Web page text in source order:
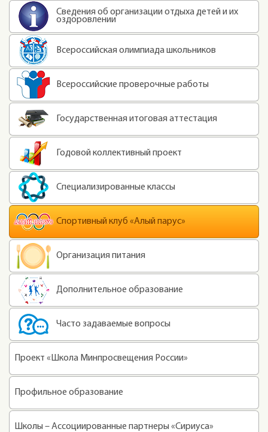
Сведения об организации отдыха детей и их
оздоровлении
Всероссийская олимпиада школьников
Всероссийские проверочные работы
Государственная итоговая аттестация
Годовой коллективный проект
Специализированные классы
Спортивный клуб «Алый парус»
Организация питания
Дополнительное образование
Часто задаваемые вопросы
Проект «Школа Минпросвещения России»
Профильное образование
Школы – Ассоциированные партнеры «Сириуса»